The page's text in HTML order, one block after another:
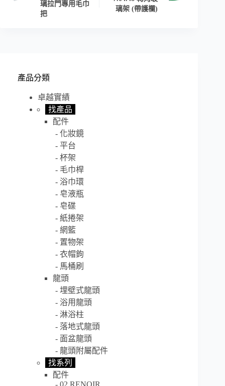
璃拉門專用毛巾
把
璃架 (帶護欄)
產品分類
卓越實績
找產品
配件
化妝鏡
平台
杯架
毛巾桿
浴巾環
皂液瓶
皂碟
紙捲架
網籃
置物架
衣帽鉤
馬桶刷
龍頭
埋壁式龍頭
浴用龍頭
淋浴柱
落地式龍頭
面盆龍頭
龍頭附屬配件
找系列
配件
02 RENOIR